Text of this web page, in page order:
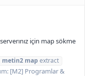
için map sökme
metin2 map extract
[M2] Programlar &